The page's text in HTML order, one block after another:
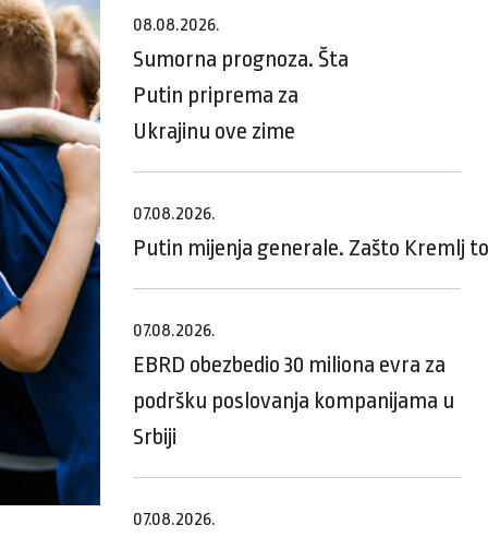
08.08.2026.
Sumorna prognoza. Šta
Putin priprema za
Ukrajinu ove zime
07.08.2026.
Putin mijenja generale. Zašto Kremlj
07.08.2026.
EBRD obezbedio 30 miliona evra za
podršku poslovanja kompanijama u
Srbiji
07.08.2026.